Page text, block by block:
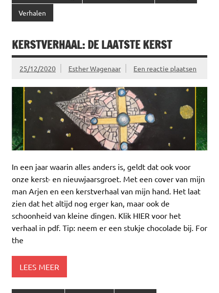
Verhalen
KERSTVERHAAL: DE LAATSTE KERST
25/12/2020 Esther Wagenaar Een reactie plaatsen
In een jaar waarin alles anders is, geldt dat ook voor
onze kerst- en nieuwjaarsgroet. Met een cover van mijn
man Arjen en een kerstverhaal van mijn hand. Het laat
zien dat het altijd nog erger kan, maar ook de
schoonheid van kleine dingen. Klik HIER voor het
verhaal in pdf. Tip: neem er een stukje chocolade bij. For
the
LEES MEER